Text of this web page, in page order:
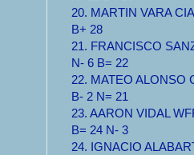
20. MARTIN VARA
B+ 28
21. FRANCISCO
N- 6 B= 22
22. MATEO ALONSO
B- 2 N= 21
23. AARON VIDAL
B= 24 N- 3
24. IGNACIO